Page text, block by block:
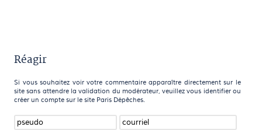
Réagir
Si vous souhaitez voir votre commentaire apparaître directement sur le
site sans attendre la validation du modérateur, veuillez vous identifier ou
créer un compte sur le site Paris Dépêches.